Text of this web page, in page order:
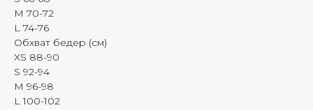
M 70-72
L 74-76
Обхват бедер (см)
XS 88-90
S 92-94
M 96-98
L 100-102